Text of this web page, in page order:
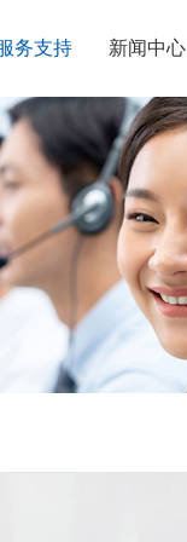
务支持 新闻中心